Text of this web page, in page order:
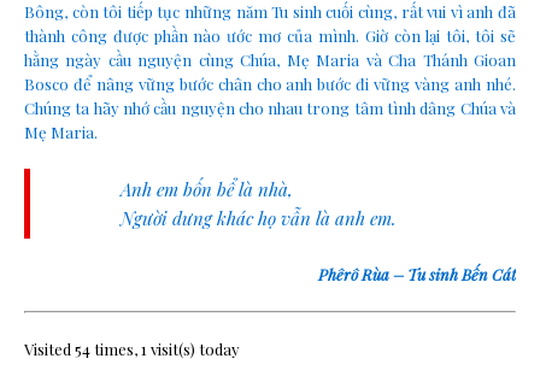
Bông, còn tôi tiếp tục những năm Tu sinh cuối cùng, rất vui vì anh đã
thành công được phần nào ước mơ của mình. Giờ còn lại tôi, tôi sẽ
hằng ngày cầu nguyện cùng Chúa, Mẹ Maria và Cha Thánh Gioan
Bosco để nâng vững bước chân cho anh bước đi vững vàng anh nhé.
Chúng ta hãy nhớ cầu nguyện cho nhau trong tâm tình dâng Chúa và
Mẹ Maria.
Anh em bốn bể là nhà,
Người dưng khác họ vẫn là anh em.
Phêrô Rùa – Tu sinh Bến Cát
Visited 54 times, 1 visit(s) today